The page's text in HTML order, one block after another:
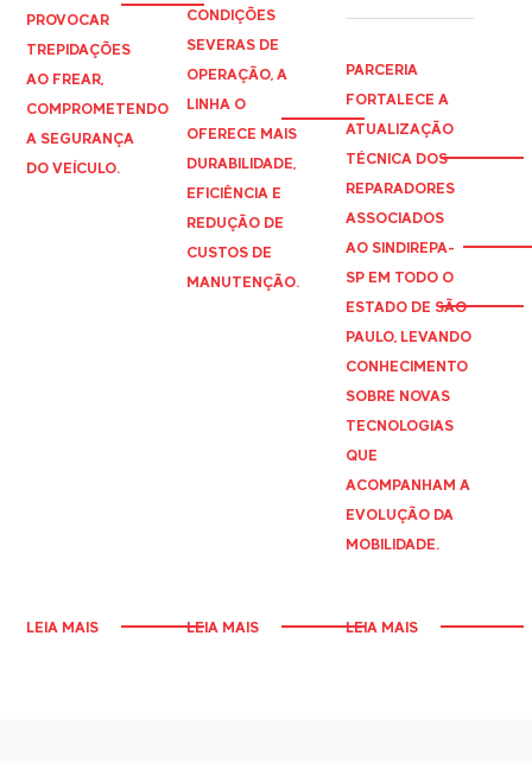
PROVOCAR
TREPIDAÇÕES
AO FREAR,
COMPROMETENDO
A SEGURANÇA
DO VEÍCULO.
LEIA MAIS
CONDIÇÕES
SEVERAS DE
OPERAÇÃO, A
LINHA O
OFERECE MAIS
DURABILIDADE,
EFICIÊNCIA E
REDUÇÃO DE
CUSTOS DE
MANUTENÇÃO.
LEIA MAIS
PARCERIA
FORTALECE A
ATUALIZAÇÃO
TÉCNICA DOS
REPARADORES
ASSOCIADOS
AO SINDIREPA-
SP EM TODO O
ESTADO DE SÃO
PAULO, LEVANDO
CONHECIMENTO
SOBRE NOVAS
TECNOLOGIAS
QUE
ACOMPANHAM A
EVOLUÇÃO DA
MOBILIDADE.
LEIA MAIS